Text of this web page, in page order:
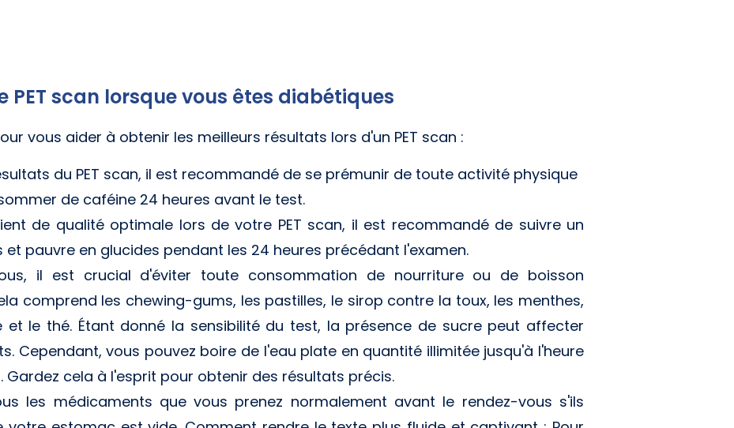
PET scan lorsque vous êtes diabétiques
vous aider à obtenir les meilleurs résultats lors d'un PET scan :
du PET scan, il est recommandé de se prémunir de toute activité physique
de caféine 24 heures avant le test.
de qualité optimale lors de votre PET scan, il est recommandé de suivre un
pauvre en glucides pendant les 24 heures précédant l'examen.
il est crucial d'éviter toute consommation de nourriture ou de boisson
comprend les chewing-gums, les pastilles, le sirop contre la toux, les menthes,
et le thé. Étant donné la sensibilité du test, la présence de sucre peut affecter
Cependant, vous pouvez boire de l'eau plate en quantité illimitée jusqu'à l'heure
Gardez cela à l'esprit pour obtenir des résultats précis.
les médicaments que vous prenez normalement avant le rendez-vous s'ils